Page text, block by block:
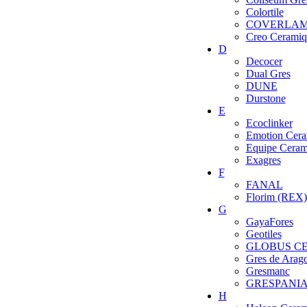
Colortile
Creo
D
Decocer
Dual Gres
DUNE
Durstone
E
Ecoclinker
Emotion
Equipe
Exagres
F
FANAL
Florim (REX)
G
GayaFores
Geotiles
GLOBUS
Gres de
Gresmanc
GRESPANIA
H